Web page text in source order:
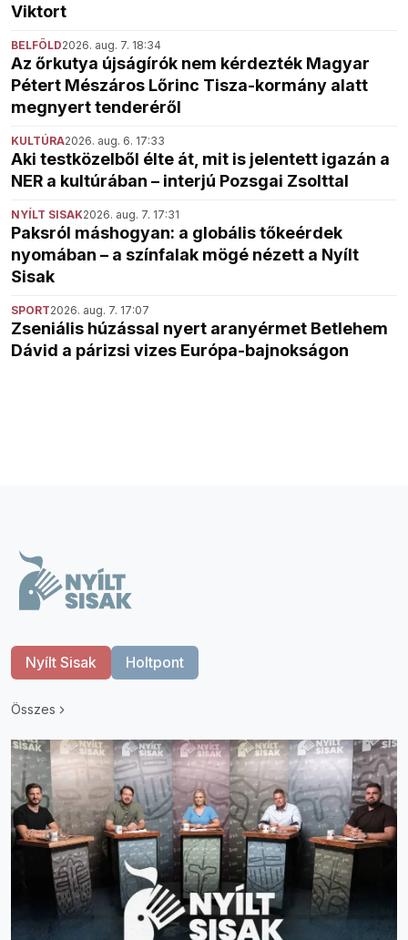
Viktort
BELFÖLD2026. aug. 7. 18:34
Az őrkutya újságírók nem kérdezték Magyar
Pétert Mészáros Lőrinc Tisza-kormány alatt
megnyert tenderéről
KULTÚRA2026. aug. 6. 17:33
Aki testközelből élte át, mit is jelentett igazán a
NER a kultúrában – interjú Pozsgai Zsolttal
NYÍLT SISAK2026. aug. 7. 17:31
Paksról máshogyan: a globális tőkeérdek
nyomában – a színfalak mögé nézett a Nyílt
Sisak
SPORT2026. aug. 7. 17:07
Zseniális húzással nyert aranyérmet Betlehem
Dávid a párizsi vizes Európa-bajnokságon
Nyílt Sisak Holtpont
Összes